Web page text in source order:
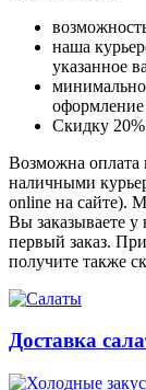
наша
указанное
оформление
Скидку
Возможна оплата
наличными
online на сайте).
Вы заказываете у
первый заказ.
получите также
Доставка